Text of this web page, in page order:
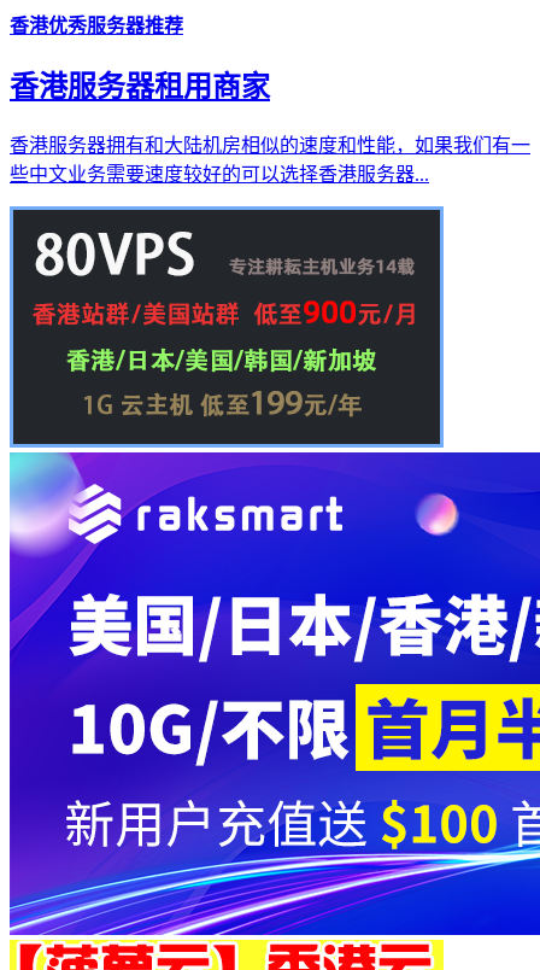
香港优秀服务器推荐
香港服务器租用商家
香港服务器拥有和大陆机房相似的速度和性能，如果我们有一
些中文业务需要速度较好的可以选择香港服务器...